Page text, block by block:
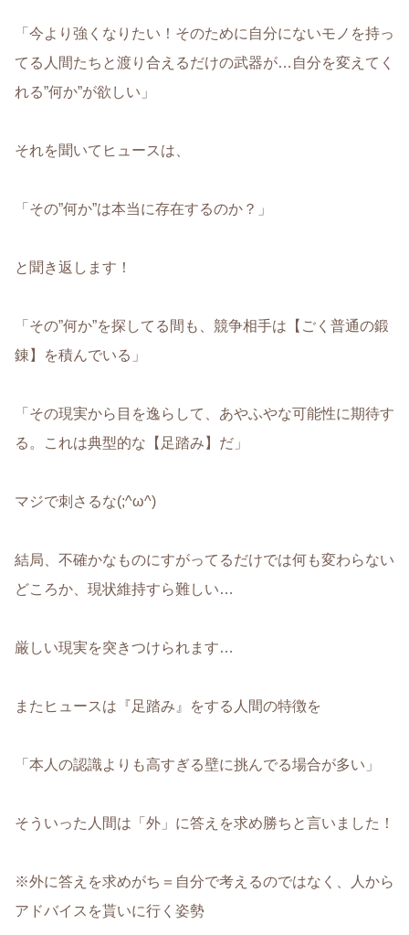
「今より強くなりたい！そのために自分にないモノを持っ
てる人間たちと渡り合えるだけの武器が…自分を変えてく
れる”何か”が欲しい」
それを聞いてヒュースは、
「その”何か”は本当に存在するのか？」
と聞き返します！
「その”何か”を探してる間も、競争相手は【ごく普通の鍛
錬】を積んでいる」
「その現実から目を逸らして、あやふやな可能性に期待す
る。これは典型的な【足踏み】だ」
マジで刺さるな(;^ω^)
結局、不確かなものにすがってるだけでは何も変わらない
どころか、現状維持すら難しい…
厳しい現実を突きつけられます…
またヒュースは『足踏み』をする人間の特徴を
「本人の認識よりも高すぎる壁に挑んでる場合が多い」
そういった人間は「外」に答えを求め勝ちと言いました！
※外に答えを求めがち＝自分で考えるのではなく、人から
アドバイスを貰いに行く姿勢